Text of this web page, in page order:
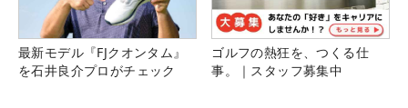
最新モデル『FJクオンタム』
を石井良介プロがチェック
ゴルフの熱狂を、つくる仕
事。｜スタッフ募集中